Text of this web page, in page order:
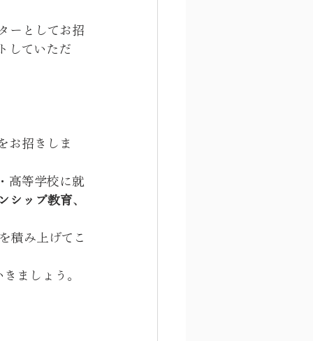
ーとしてお招
していただ
お招きしま
高等学校に就
シップ教育、
積み上げてこ
ましょう。